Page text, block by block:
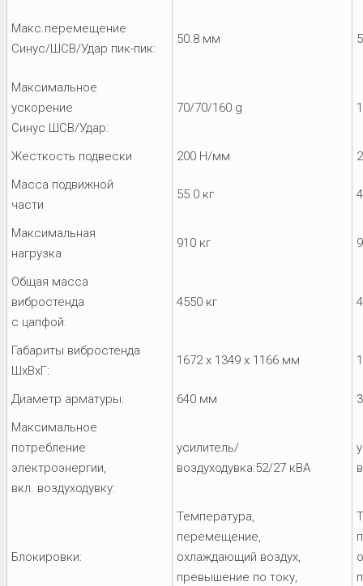
Макс.перемещение
Синус/ШСВ/Удар пик-пик:
50.8 мм
Максимальное
ускорение
Синус ШСВ/Удар:
70/70/160 g
Жесткость подвески 200 Н/мм
Масса подвижной
части
55.0 кг
Максимальная
нагрузка
910 кг
Общая масса
вибростенда
с цапфой:
4550 кг
Габариты вибростенда
ШхВхГ:
1672 x 1349 x 1166 мм
Диаметр арматуры: 640 мм
Максимальное
потребление
электроэнергии,
вкл. воздуходувку:
усилитель/
воздуходувка:52/27 кВА
Блокировки:
Температура,
перемещение,
охлаждающий воздух,
превышение по току,